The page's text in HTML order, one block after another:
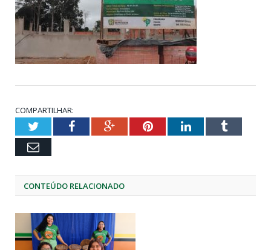
COMPARTILHAR:
TwitterFacebookGoogle+PinterestLinkedInTumblr
Email
CONTEÚDO RELACIONADO